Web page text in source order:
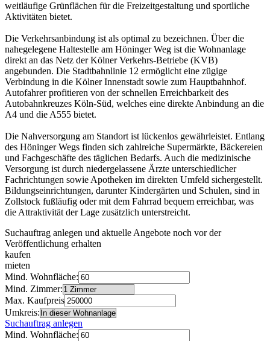
weitläufige Grünflächen für die Freizeitgestaltung und sportliche
Aktivitäten bietet.
Die Verkehrsanbindung ist als optimal zu bezeichnen. Über die
nahegelegene Haltestelle am Höninger Weg ist die Wohnanlage
direkt an das Netz der Kölner Verkehrs-Betriebe (KVB)
angebunden. Die Stadtbahnlinie 12 ermöglicht eine zügige
Verbindung in die Kölner Innenstadt sowie zum Hauptbahnhof.
Autofahrer profitieren von der schnellen Erreichbarkeit des
Autobahnkreuzes Köln-Süd, welches eine direkte Anbindung an die
A4 und die A555 bietet.
Die Nahversorgung am Standort ist lückenlos gewährleistet. Entlang
des Höninger Wegs finden sich zahlreiche Supermärkte, Bäckereien
und Fachgeschäfte des täglichen Bedarfs. Auch die medizinische
Versorgung ist durch niedergelassene Ärzte unterschiedlicher
Fachrichtungen sowie Apotheken im direkten Umfeld sichergestellt.
Bildungseinrichtungen, darunter Kindergärten und Schulen, sind in
Zollstock fußläufig oder mit dem Fahrrad bequem erreichbar, was
die Attraktivität der Lage zusätzlich unterstreicht.
Suchauftrag anlegen und aktuelle Angebote noch vor der
Veröffentlichung erhalten
kaufen
mieten
Mind. Wohnfläche:
Mind. Zimmer:
Max. Kaufpreis
Umkreis:
Suchauftrag anlegen
Mind. Wohnfläche: